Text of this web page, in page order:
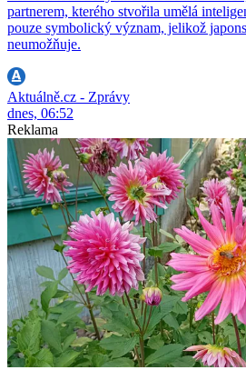
partnerem, kterého stvořila umělá
pouze symbolický význam, jelikož
neumožňuje.
Aktuálně.cz - Zprávy
dnes, 06:52
Reklama